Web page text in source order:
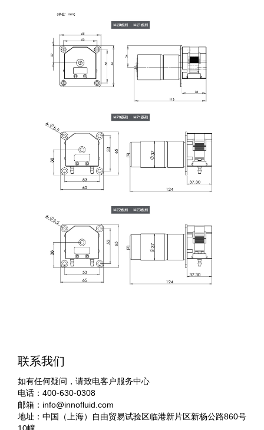
联系我们
如有任何疑问，请致电客户服务中心
电话：400-630-0308
邮箱： info@innofluid.com
地址：中国（上海）自由贸易试验区临港新片区新杨公路860号